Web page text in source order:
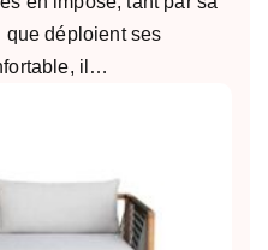
que déploient ses
il…